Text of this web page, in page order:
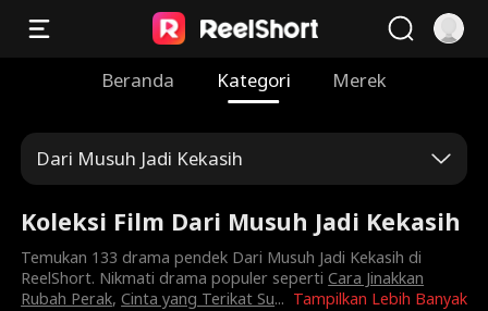
Beranda Kategori Merek
Dari Musuh Jadi Kekasih
Koleksi Film Dari Musuh Jadi Kekasih
Tampilkan Lebih Banyak
Temukan 133 drama pendek Dari Musuh Jadi Kekasih di
ReelShort. Nikmati drama populer sepertiCara Jinakkan
Rubah Perak,Cinta yang Terikat Su...